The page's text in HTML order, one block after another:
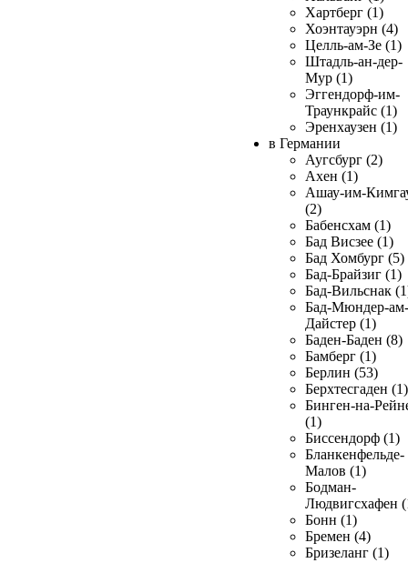
Хартберг (1)
Хоэнтауэрн (4)
Целль-ам-Зе (1)
Штадль-ан-дер-
Мур (1)
Эггендорф-им-
Траункрайс (1)
Эренхаузен (1)
в Германии
Аугсбург (2)
Ахен (1)
Ашау-им-
(2)
Бабенсхам (1)
Бад Висзее (1)
Бад Хомбург (5)
Бад-Брайзиг (1)
Бад-Вильснак
Бад-Мюндер-ам-
Дайстер (1)
Баден-Баден (8)
Бамберг (1)
Берлин (53)
Берхтесгаден (1)
Бинген-на-
(1)
Биссендорф (1)
Бланкенфельде-
Малов (1)
Бодман-
Людвигсхафен
Бонн (1)
Бремен (4)
Бризеланг (1)